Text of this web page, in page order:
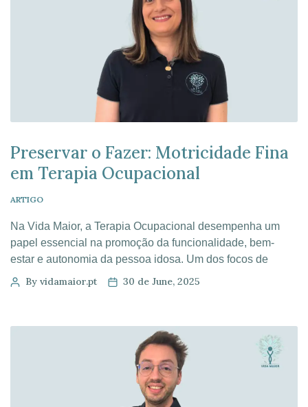
Preservar o Fazer: Motricidade Fina
em Terapia Ocupacional
ARTIGO
Na Vida Maior, a Terapia Ocupacional desempenha um
papel essencial na promoção da funcionalidade, bem-
estar e autonomia da pessoa idosa. Um dos focos de
intervenção mais relevantes no dia a dia é a motricidade
como abotoar uma […]
By vidamaior.pt 30 de June, 2025